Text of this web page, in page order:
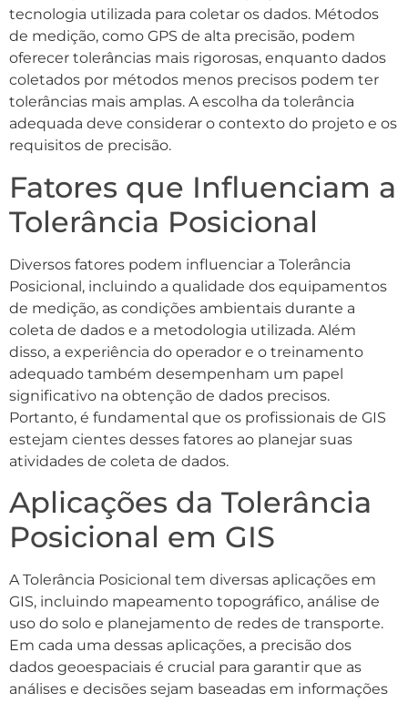
tecnologia utilizada para coletar os dados. Métodos
de medição, como GPS de alta precisão, podem
oferecer tolerâncias mais rigorosas, enquanto dados
coletados por métodos menos precisos podem ter
tolerâncias mais amplas. A escolha da tolerância
adequada deve considerar o contexto do projeto e os
requisitos de precisão.
Fatores que Influenciam a
Tolerância Posicional
Diversos fatores podem influenciar a Tolerância
Posicional, incluindo a qualidade dos equipamentos
de medição, as condições ambientais durante a
coleta de dados e a metodologia utilizada. Além
disso, a experiência do operador e o treinamento
adequado também desempenham um papel
significativo na obtenção de dados precisos.
Portanto, é fundamental que os profissionais de GIS
estejam cientes desses fatores ao planejar suas
atividades de coleta de dados.
Aplicações da Tolerância
Posicional em GIS
A Tolerância Posicional tem diversas aplicações em
GIS, incluindo mapeamento topográfico, análise de
uso do solo e planejamento de redes de transporte.
Em cada uma dessas aplicações, a precisão dos
dados geoespaciais é crucial para garantir que as
análises e decisões sejam baseadas em informações